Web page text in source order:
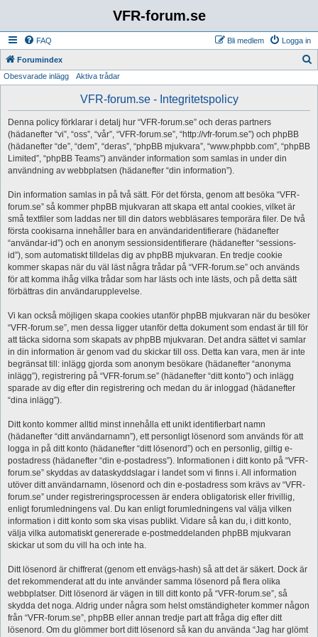
VFR-forum.se
FAQ Logga in
Bli medlem
Forumindex
Obesvarade inlägg Aktiva trådar
VFR-forum.se - Integritetspolicy
Denna policy förklarar i detalj hur “VFR-forum.se” och deras partners
(hädanefter “vi”, “oss”, “vår”, “VFR-forum.se”, “http://vfr-forum.se”) och phpBB
(hädanefter “de”, “dem”, “deras”, “phpBB mjukvara”, “www.phpbb.com”, “phpBB
Limited”, “phpBB Teams”) använder information som samlas in under din
användning av webbplatsen (hädanefter “din information”).
Din information samlas in på två sätt. För det första, genom att besöka “VFR-
forum.se” så kommer phpBB mjukvaran att skapa ett antal cookies, vilket är
små textfiler som laddas ner till din dators webbläsares temporära filer. De två
första cookisarna innehåller bara en användaridentifierare (hädanefter
“användar-id”) och en anonym sessionsidentifierare (hädanefter “sessions-
id”), som automatiskt tilldelas dig av phpBB mjukvaran. En tredje cookie
kommer skapas när du väl läst några trådar på “VFR-forum.se” och används
för att komma ihåg vilka trådar som har lästs och inte lästs, och på detta sätt
förbättras din användarupplevelse.
Vi kan också möjligen skapa cookies utanför phpBB mjukvaran när du besöker
“VFR-forum.se”, men dessa ligger utanför detta dokument som endast är till för
att täcka sidorna som skapats av phpBB mjukvaran. Det andra sättet vi samlar
in din information är genom vad du skickar till oss. Detta kan vara, men är inte
begränsat till: inlägg gjorda som anonym besökare (hädanefter “anonyma
inlägg”), registrering på “VFR-forum.se” (hädanefter “ditt konto”) och inlägg
sparade av dig efter din registrering och medan du är inloggad (hädanefter
“dina inlägg”).
Ditt konto kommer alltid minst innehålla ett unikt identifierbart namn
(hädanefter “ditt användarnamn”), ett personligt lösenord som används för att
logga in på ditt konto (hädanefter “ditt lösenord”) och en personlig, giltig e-
postadress (hädanefter “din e-postadress”). Informationen i ditt konto på “VFR-
forum.se” skyddas av dataskyddslagar i landet som vi finns i. All information
utöver ditt användarnamn, lösenord och din e-postadress som krävs av “VFR-
forum.se” under registreringsprocessen är endera obligatorisk eller frivillig,
enligt forumledningens val. Du kan enligt forumledningens val välja vilken
information i ditt konto som ska visas publikt. Vidare så kan du, i ditt konto,
välja vilka automatiskt genererade e-postmeddelanden phpBB mjukvaran
skickar ut som du vill ha och inte ha.
Ditt lösenord är chiffrerat (genom ett envägs-hash) så att det är säkert. Dock är
det rekommenderat att du inte använder samma lösenord på flera olika
webbplatser. Ditt lösenord är vägen in till ditt konto på “VFR-forum.se”, så
skydda det noga. Aldrig under några som helst omständigheter kommer någon
från “VFR-forum.se”, phpBB eller annan tredje part att fråga dig efter ditt
lösenord. Om du glömmer bort ditt lösenord så kan du använda “Jag har glömt